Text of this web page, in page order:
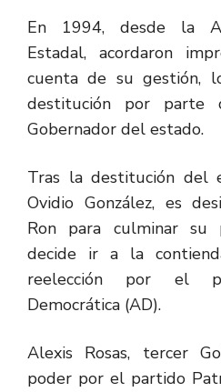
En 1994, desde la
Estadal, acordaron
cuenta de su gestión,
destitución por parte
Gobernador del estado.
Tras la destitución del
Ovidio González, es
Ron para culminar su
decide ir a la
reelección por el
Democrática (AD).
Alexis Rosas, tercer
poder por el partido